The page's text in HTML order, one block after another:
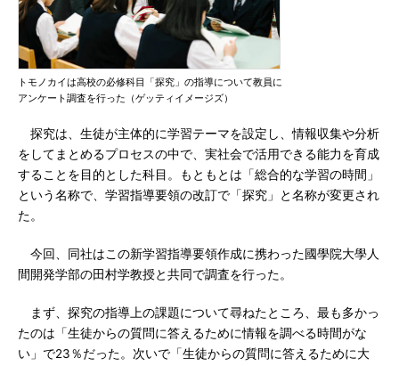
トモノカイは高校の必修科目「探究」の指導について教員に
アンケート調査を行った（ゲッティイメージズ）
探究は、生徒が主体的に学習テーマを設定し、情報収集や分析
をしてまとめるプロセスの中で、実社会で活用できる能力を育成
することを目的とした科目。もともとは「総合的な学習の時間」
という名称で、学習指導要領の改訂で「探究」と名称が変更され
た。
今回、同社はこの新学習指導要領作成に携わった國學院大學人
間開発学部の田村学教授と共同で調査を行った。
まず、探究の指導上の課題について尋ねたところ、最も多かっ
たのは「生徒からの質問に答えるために情報を調べる時間がな
い」で23％だった。次いで「生徒からの質問に答えるために大